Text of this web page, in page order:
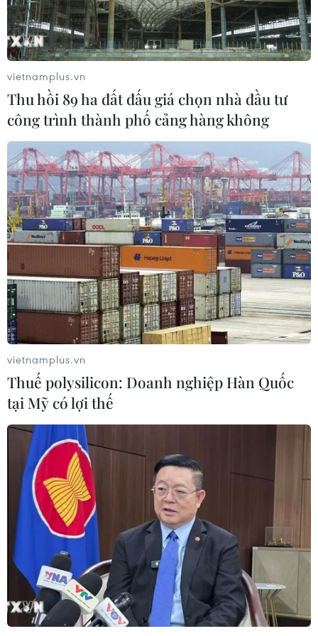
Sẽ thi công đồng loạt Dự án cao tốc
Vinh-Thanh Thủy trong tháng 9
06/08/2026 12:25
Chưa đầu tư mở rộng Quốc lộ 1 đoạn
Bạc Liêu-Cà Mau giai đoạn 2026-
2030
06/08/2026 12:24
Tuyên Quang khẩn trương khắc
phục sạt lở trên các tuyến giao thông
Thi công trở lại dự án sửa chữa Quốc
lộ 30 sau phản ánh của TTXVN
06/08/2026 09:42
Hà Nội tăng tốc thi công
đường Vành đai 1 đoạn Hoàng Cầu-
Voi Phục
06/08/2026 09:07
Đồng Nai yêu cầu đẩy nhanh tiến độ
dự án kết nối vùng, sân bay Long
Thành
06/08/2026 09:05
Cầu Đắk Lung sập sau cú
vietnamplus.vn
Thu hồi 89 ha đất đấu giá chọn nhà đầu tư
công trình thành phố cảng hàng không
vietnamplus.vn
Thuế polysilicon: Doanh nghiệp Hàn Quốc
tại Mỹ có lợi thế